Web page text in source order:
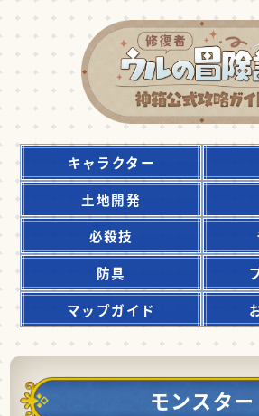
キャラクター
土地開発
必殺技
防具
マップガイド
モンスター